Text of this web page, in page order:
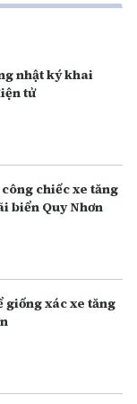
nhật ký khai
tử
chiếc xe tăng
biển Quy Nhơn
giống xác xe tăng